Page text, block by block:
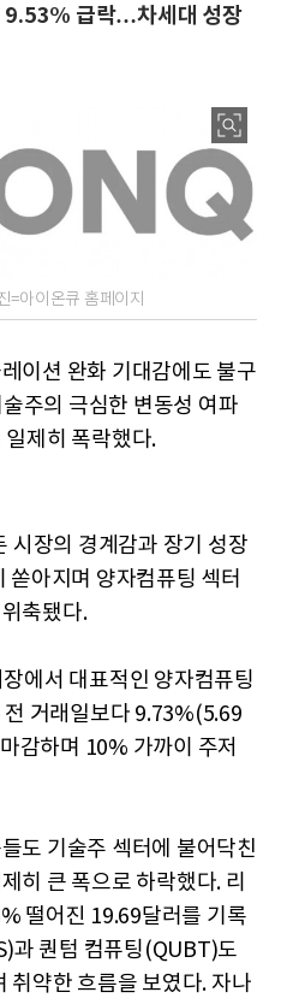
9.53% 급락…차세대 성장
=아이온큐 홈페이지
이션 완화 기대감에도 불구
주의 극심한 변동성 여파
제히 폭락했다.
시장의 경계감과 장기 성장
쏟아지며 양자컴퓨팅 섹터
축됐다.
에서 대표적인 양자컴퓨팅
거래일보다 9.73%(5.69
감하며 10% 가까이 주저
도 기술주 섹터에 불어닥친
히 큰 폭으로 하락했다. 리
떨어진 19.69달러를 기록
과 퀀텀 컴퓨팅(QUBT)도
약한 흐름을 보였다. 자나